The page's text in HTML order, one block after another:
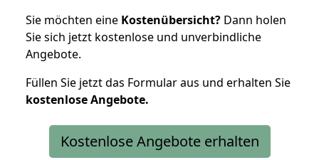
Sie möchten eine Kostenübersicht? Dann holen
Sie sich jetzt kostenlose und unverbindliche
Angebote.
Füllen Sie jetzt das Formular aus und erhalten Sie
kostenloseAngebote.
Kostenlose Angebote erhalten